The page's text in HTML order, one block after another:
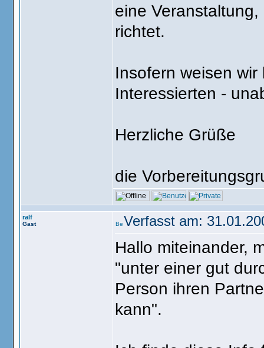
eine
richtet.
Insofern weisen
Interessierten -
Herzliche Grüße
die
ralf
Gast Verfasst am:
Hallo miteinander,
"unter einer gut
Person ihren
kann".